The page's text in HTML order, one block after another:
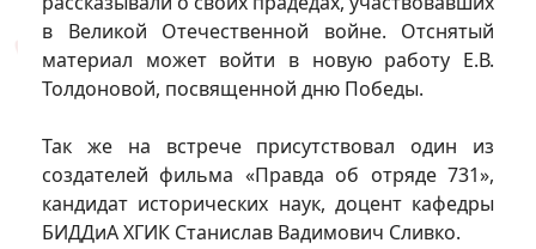
в Великой Отечественной войне. Отснятый
материал может войти в новую работу Е.В.
Толдоновой, посвященной дню Победы.
Так же на встрече присутствовал один из
создателей фильма «Правда об отряде 731»,
кандидат исторических наук, доцент кафедры
БИДДиА ХГИК Станислав Вадимович Сливко.